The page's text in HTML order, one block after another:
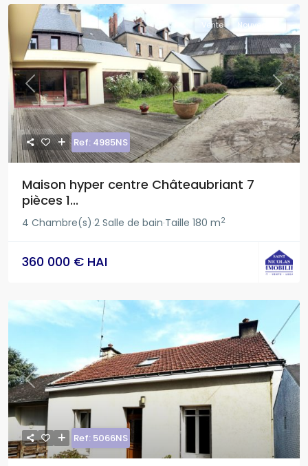
Previous Next
Vente Nouveauté
Ref: 4985NS
Maison hyper centre Châteaubriant 7
pièces 1...
4 Chambre(s)·2 Salle de bain·Taille 180 m2
360 000 € HAI
Previous Next
Ref: 5066NS